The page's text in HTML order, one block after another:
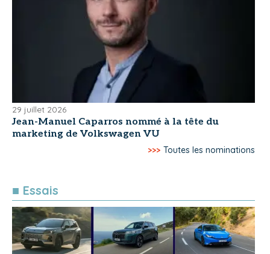
29 juillet 2026
Jean-Manuel Caparros nommé à la tête du
marketing de Volkswagen VU
>>> Toutes les nominations
■ Essais